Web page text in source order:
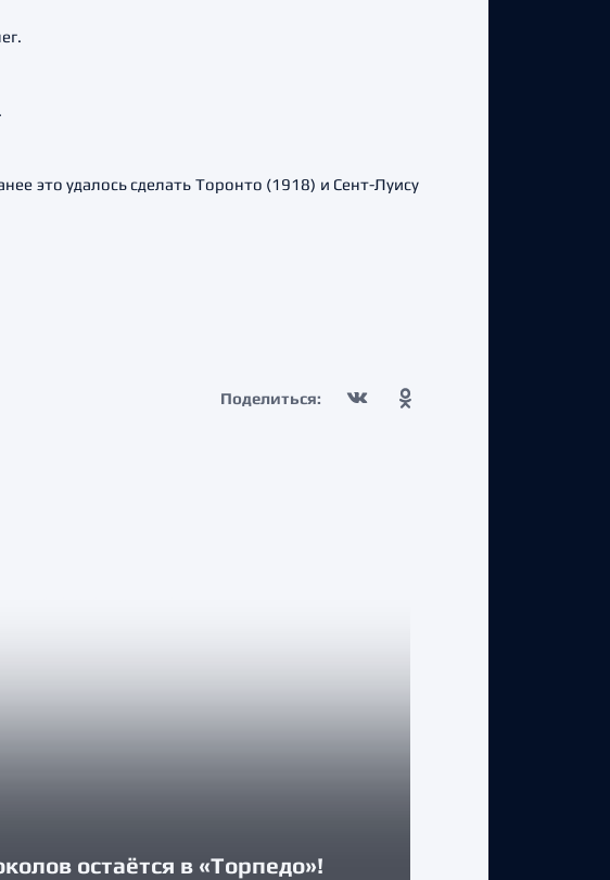
это удалось сделать Торонто (1918) и Сент-Луису
Поделиться:
остаётся в «Торпедо»!